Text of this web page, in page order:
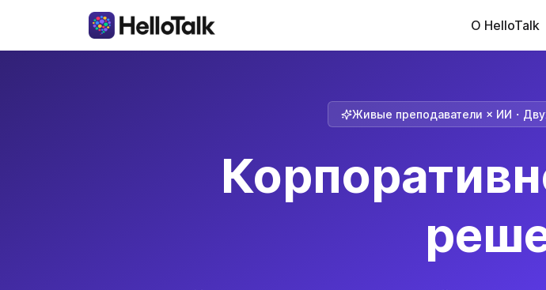
О HelloTalk
Живые преподаватели × ИИ・